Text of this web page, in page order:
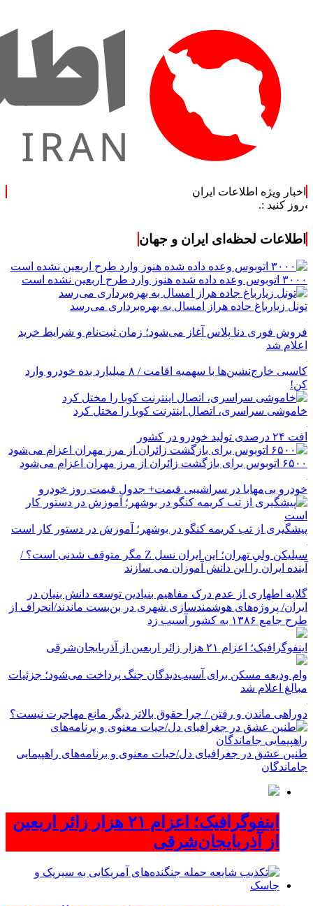
اخبار ویژه اطلاعات ایران
اطلاعات لحظه‌ای ایران و جهان
۳۰۰۰ اتوبوس وعده داده شده هنوز وارد طرح اربعین نشده است
تونل زیارباغ جاده هراز امسال به بهره‌برداری می‌رسد
فروش فوری دنا پلاس آغاز می‌شود؛ زمان ثبت‌نام و شرایط خرید
اعلام شد
کاسبی خارج‌نشین‌ها با سهمیه اقامت / ۸ میلیارد بده خودرو وارد
کن!
خاموشی سراسری، اتصال اینترنت کوبا را مختل کرد
افت ۲۴ درصدی تولید خودرو در کشور
۶۵۰۰ اتوبوس برای بازگشت زائران از مرز مهران اعزام می‌شود
خودرو بی‌مهابا در سراشیبی قیمت+ جدول قیمت روز خودرو
پیشگیری از تب کریمه کنگو در بوشهر؛ آموزش در دستور کار است
سیلیکن ولیِ تهران؛ این ایران نسل Z مگر متوقف شدنی است؟ /
آینده ایران را این دانش آموزان می سازند
گلایه اطهاری از عدم درک مفاهیم بنیادین توسعه دانش بنیان در
ایران/ پروژه‌های هوشمندسازی شهری در بن‌بست ماندند/انحراف از
طرح جامع ۱۳۸۶ به کشور آسیب زد
اینفوگرافیک؛ اعزام ۲۱ هزار زائر اربعین از آذربایجان‌شرقی
وام ودیعه مسکن برای آسیب‌دیدگان جنگ پرداخت می‌شود؛ جزئیات
مبالغ اعلام شد
دوراهی ماندن و رفتن / چرا حقوق بالاتر دیگر مانع مهاجرت نیست؟
طنین عشق در جغرافیای دل/حیات معنوی و برنامه‌های راهپیمایی
جاماندگان
اینفوگرافیک؛ اعزام ۲۱ هزار زائر اربعین
از آذربایجان‌شرقی